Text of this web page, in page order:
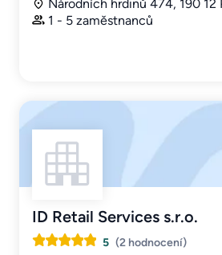
Národních hrdinů 474, 190 12
1 - 5 zaměstnanců
ID Retail Services s.r.o.
5 (2 hodnocení)